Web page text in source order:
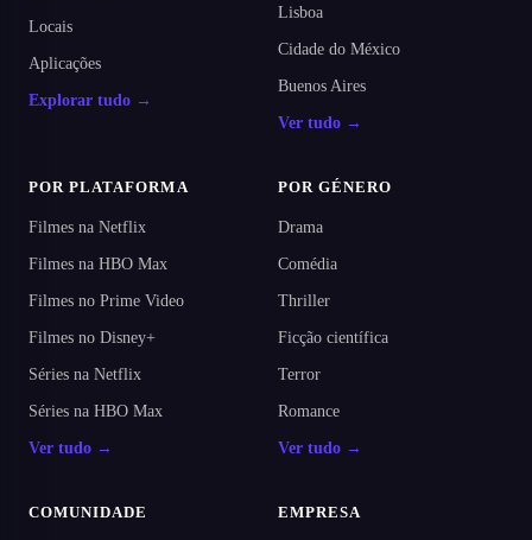
Locais
Aplicações
Explorar tudo →
Lisboa
Cidade do México
Buenos Aires
Ver tudo →
POR PLATAFORMA
Filmes na Netflix
Filmes na HBO Max
Filmes no Prime Video
Filmes no Disney+
Séries na Netflix
Séries na HBO Max
Ver tudo →
POR GÉNERO
Drama
Comédia
Thriller
Ficção científica
Terror
Romance
Ver tudo →
COMUNIDADE EMPRESA